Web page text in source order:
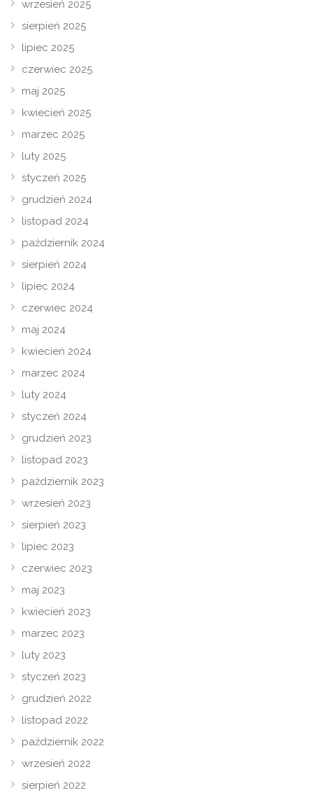
wrzesień 2025
sierpień 2025
lipiec 2025
czerwiec 2025
maj 2025
kwiecień 2025
marzec 2025
luty 2025
styczeń 2025
grudzień 2024
listopad 2024
październik 2024
sierpień 2024
lipiec 2024
czerwiec 2024
maj 2024
kwiecień 2024
marzec 2024
luty 2024
styczeń 2024
grudzień 2023
listopad 2023
październik 2023
wrzesień 2023
sierpień 2023
lipiec 2023
czerwiec 2023
maj 2023
kwiecień 2023
marzec 2023
luty 2023
styczeń 2023
grudzień 2022
listopad 2022
październik 2022
wrzesień 2022
sierpień 2022